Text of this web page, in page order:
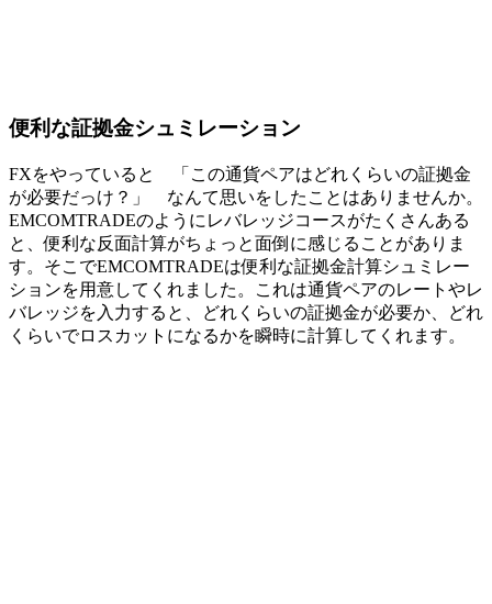
便利な証拠金シュミレーション
FXをやっていると 「この通貨ペアはどれくらいの証拠金
が必要だっけ？」 なんて思いをしたことはありませんか。
EMCOMTRADEのようにレバレッジコースがたくさんある
と、便利な反面計算がちょっと面倒に感じることがありま
す。そこでEMCOMTRADEは便利な証拠金計算シュミレー
ションを用意してくれました。これは通貨ペアのレートやレ
バレッジを入力すると、どれくらいの証拠金が必要か、どれ
くらいでロスカットになるかを瞬時に計算してくれます。